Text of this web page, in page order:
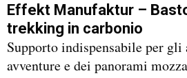
Effekt Manufaktur –
trekking in carbonio
Supporto indispensabile per
avventure e dei panorami